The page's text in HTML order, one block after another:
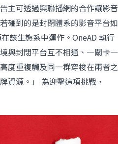
主可透過與聯播網的合作讓影音
碰到的是封閉體系的影音平台如
該生態系中運作。OneAD 執行
與封閉平台互不相通、一關卡一
度重複觸及同一群穿梭在兩者之
資源。」 為迎擊這項挑戰，